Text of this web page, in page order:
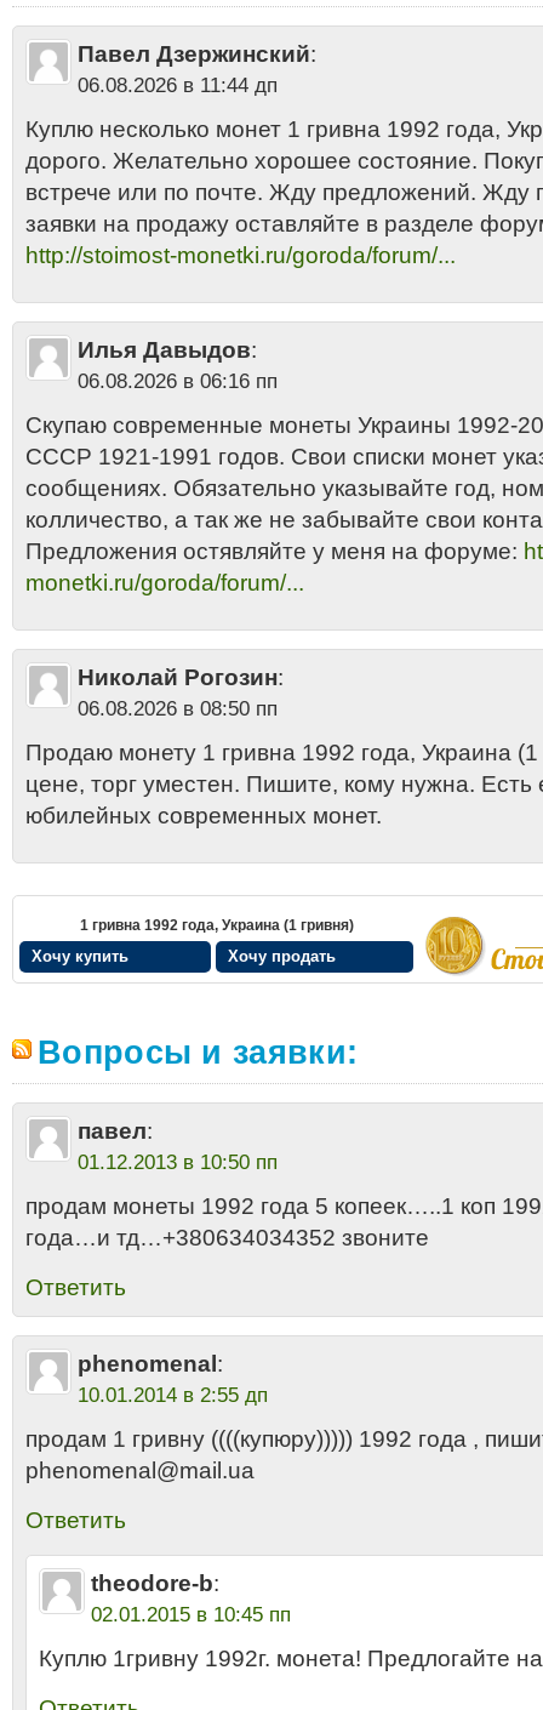
стоит•1 гривня Украина 1992•1 гривня Украина 1992 стоимость цена
гривна Украины 1992 аукцион•Одна гривна Украины 1992 цена
Павел Дзержинский:
06.08.2026 в 11:44 дп
Куплю несколько монет 1 гривна 1992 года,
дорого. Желательно хорошее состояние.
встрече или по почте. Жду предложений. Жду
заявки на продажу оставляйте в разделе
http://stoimost-monetki.ru/goroda/forum/...
Илья Давыдов:
06.08.2026 в 06:16 пп
Скупаю современные монеты Украины 1992-
СССР 1921-1991 годов. Свои списки монет
сообщениях. Обязательно указывайте год,
колличество, а так же не забывайте свои
Предложения остявляйте у меня на форуме:
monetki.ru/goroda/forum/...
Николай Рогозин:
06.08.2026 в 08:50 пп
Продаю монету 1 гривна 1992 года, Украина
цене, торг уместен. Пишите, кому нужна.
юбилейных современных монет.
1 гривна 1992 года, Украина (1 гривня)
Хочу купить Хочу продать
Вопросы и заявки:
павел:
01.12.2013 в 10:50 пп
продам монеты 1992 года 5 копеек…..1 коп
года…и тд…+380634034352 звоните
Ответить
phenomenal :
10.01.2014 в 2:55 дп
продам 1 гривну ((((купюру))))) 1992 года ,
phenomenal@mail.ua
Ответить
theodore-b:
02.01.2015 в 10:45 пп
Куплю 1гривну 1992г. монета! Предлогайте